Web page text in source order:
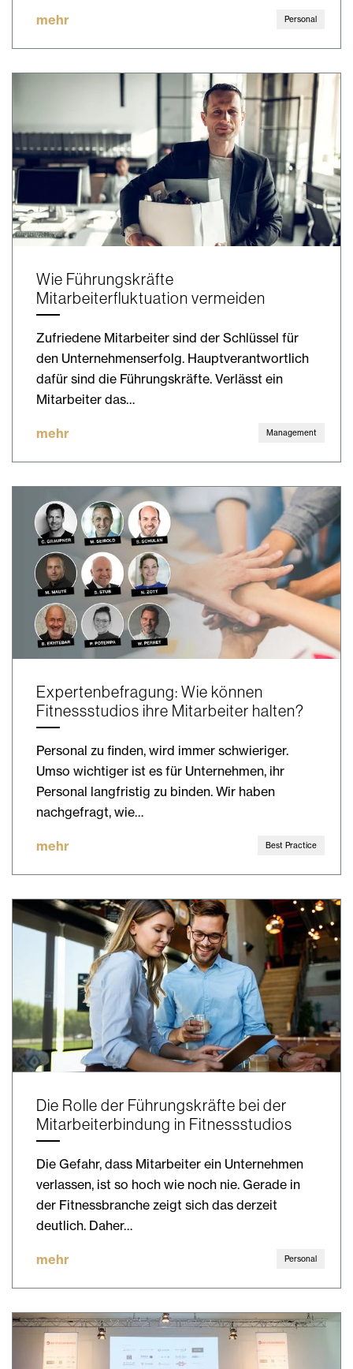
mehr Personal
Wie Führungskräfte
Mitarbeiterfluktuation vermeiden
Zufriedene Mitarbeiter sind der Schlüssel für
den Unternehmenserfolg. Hauptverantwortlich
dafür sind die Führungskräfte. Verlässt ein
Mitarbeiter das…
mehr Management
Expertenbefragung: Wie können
Fitnessstudios ihre Mitarbeiter halten?
Personal zu finden, wird immer schwieriger.
Umso wichtiger ist es für Unternehmen, ihr
Personal langfristig zu binden. Wir haben
nachgefragt, wie…
mehr Best Practice
Die Rolle der Führungskräfte bei der
Mitarbeiterbindung in Fitnessstudios
Die Gefahr, dass Mitarbeiter ein Unternehmen
verlassen, ist so hoch wie noch nie. Gerade in
der Fitnessbranche zeigt sich das derzeit
deutlich. Daher…
mehr Personal